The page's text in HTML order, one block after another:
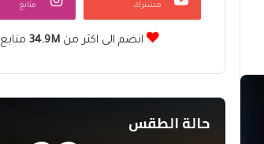
مشترك متابع
انضم الى اكثر من34.9M متابع
حالة الطقس